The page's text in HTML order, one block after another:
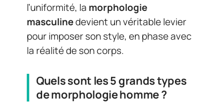
l’uniformité, la morphologie
masculinedevient un véritable levier
pour imposer son style, en phase avec
la réalité de son corps.
Quels sont les 5 grands types
de morphologie homme ?